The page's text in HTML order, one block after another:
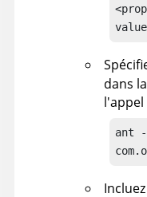
dans
ant -